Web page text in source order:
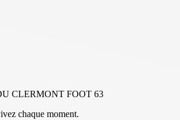
CLERMONT FOOT 63
chaque moment.